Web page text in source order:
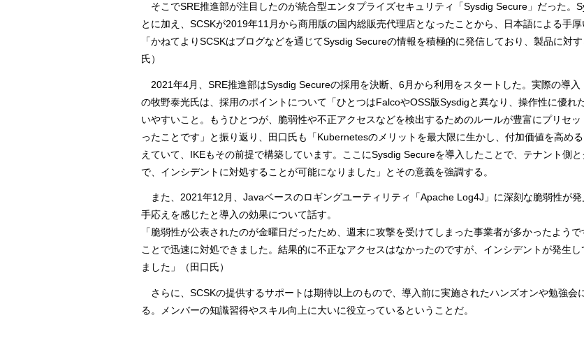
そこでSRE推進部が注目したのが統合型エンタプライズセキュリティ「Sysdig Secure」だった。
とに加え、SCSKが2019年11月から商用版の国内総販売代理店となったことから、日本語による手
「かねてよりSCSKはブログなどを通じてSysdig Secureの情報を積極的に発信しており、製品に対
氏）
2021年4月、SRE推進部はSysdig Secureの採用を決断、6月から利用をスタートした。実際の導
の牧野泰光氏は、採用のポイントについて「ひとつはFalcoやOSS版Sysdigと異なり、操作性に優れ
いやすいこと。もうひとつが、脆弱性や不正アクセスなどを検出するためのルールが豊富にプリセ
ったことです」と振り返り、田口氏も「Kubernetesのメリットを最大限に生かし、付加価値を高め
えていて、IKEもその前提で構築しています。ここにSysdig Secureを導入したことで、テナント側
で、インシデントに対処することが可能になりました」とその意義を強調する。
また、2021年12月、Javaベースのロギングユーティリティ「Apache Log4J」に深刻な脆弱性が
手応えを感じたと導入の効果について話す。
「脆弱性が公表されたのが金曜日だったため、週末に攻撃を受けてしまった事業者が多かったよう
ことで迅速に対処できました。結果的に不正なアクセスはなかったのですが、インシデントが発生
ました」（田口氏）
さらに、SCSKの提供するサポートは期待以上のもので、導入前に実施されたハンズオンや勉強会
る。メンバーの知識習得やスキル向上に大いに役立っているということだ。